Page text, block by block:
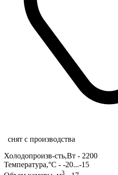
снят с производства
Холодопроизв-сть,Вт - 2200
Температура,°С - -20...-15
3